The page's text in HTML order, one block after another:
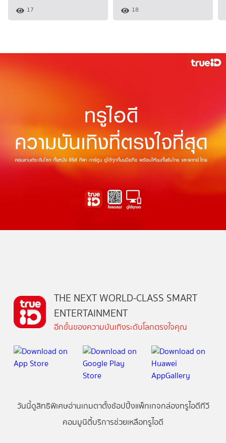
17 18
THE NEXT WORLD-CLASS SMART
ENTERTAINMENT
อีกขั้นของความบันเทิงระดับโลกตรงใจคุณ
วันนี้ดูสิทธิพิเศษอ่านเกมตาตั้งช้อปปิ้งแพ็กเกจกล่องทรูไอดีทีวี
คอมมูนิตี้บริการช่วยเหลือทรูไอดี